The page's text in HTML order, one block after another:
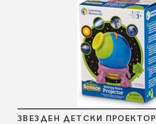
ЗВЕЗДЕН ДЕТСКИ ПРОЕКТОР